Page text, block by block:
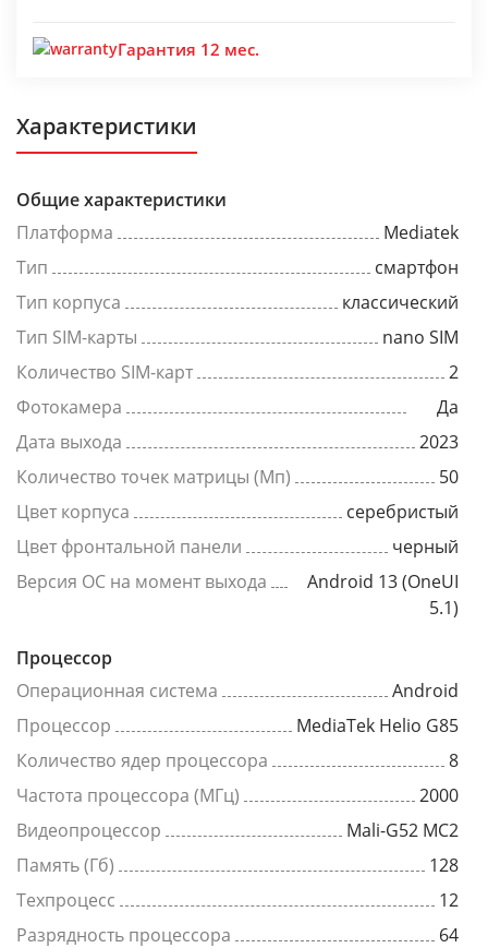
Гарантия 12 мес.
Характеристики
Общие характеристики
Платформа
Mediatek
Тип
смартфон
Тип корпуса
классический
Тип SIM-карты
nano SIM
Количество SIM-карт
2
Фотокамера
Да
Дата выхода
2023
Количество точек матрицы (Мп)
50
Цвет корпуса
серебристый
Цвет фронтальной панели
черный
Версия ОС на момент выхода
Android 13 (OneUI
5.1)
Процессор
Операционная система
Android
Процессор
MediaTek Helio G85
Количество ядер процессора
8
Частота процессора (МГц)
2000
Видеопроцессор
Mali-G52 MC2
Память (Гб)
128
Техпроцесс
12
Разрядность процессора
64